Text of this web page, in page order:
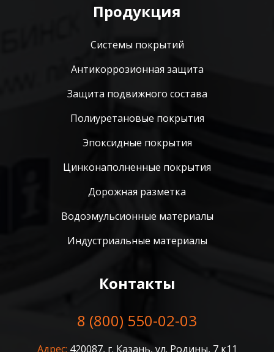
Продукция
Системы покрытий
Антикоррозионная защита
Защита подвижного состава
Полиуретановые покрытия
Эпоксидные покрытия
Цинконаполненные покрытия
Дорожная разметка
Водоэмульсионные материалы
Индустриальные материалы
Контакты
8 (800) 550-02-03
Адрес: 420087, г. Казань, ул. Родины, 7 к11